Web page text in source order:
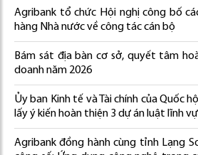
Agribank tổ chức Hội nghị công bố
hàng Nhà nước về công tác cán bộ
Bám sát địa bàn cơ sở, quyết tâm
doanh năm 2026
Ủy ban Kinh tế và Tài chính của Quốc
lấy ý kiến hoàn thiện 3 dự án luật lĩnh
Agribank đồng hành cùng tỉnh Lạng